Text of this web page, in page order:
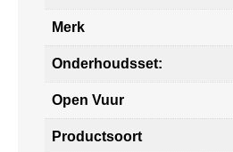
Merk
Onderhoudsset:
Open Vuur
Productsoort